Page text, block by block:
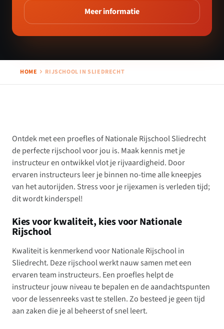
Meer informatie
HOME RIJSCHOOL IN SLIEDRECHT
Ontdek met een proefles of Nationale Rijschool Sliedrecht
de perfecte rijschool voor jou is. Maak kennis met je
instructeur en ontwikkel vlot je rijvaardigheid. Door
ervaren instructeurs leer je binnen no-time alle kneepjes
van het autorijden. Stress voor je rijexamen is verleden tijd;
dit wordt kinderspel!
Kies voor kwaliteit, kies voor Nationale
Rijschool
Kwaliteit is kenmerkend voor Nationale Rijschool in
Sliedrecht. Deze rijschool werkt nauw samen met een
ervaren team instructeurs. Een proefles helpt de
instructeur jouw niveau te bepalen en de aandachtspunten
voor de lessenreeks vast te stellen. Zo besteed je geen tijd
aan zaken die je al beheerst of snel leert.